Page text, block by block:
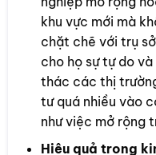
khu vực mới mà
chặt chẽ với trụ
cho họ sự tự do
thác các thị
tư quá nhiều vào
như việc mở rộng
Hiệu quả trong